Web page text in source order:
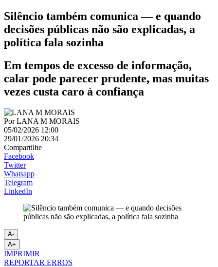
Silêncio também comunica — e quando
decisões públicas não são explicadas, a
política fala sozinha
Em tempos de excesso de informação,
calar pode parecer prudente, mas muitas
vezes custa caro à confiança
PorLANA M MORAIS
05/02/2026 12:00
29/01/2026 20:34
Compartilhe
Facebook
Twitter
Whatsapp
Telegram
LinkedIn
A-
A+
IMPRIMIR
REPORTAR ERROS